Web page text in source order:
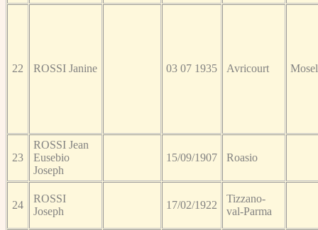
22 ROSSI Janine 03 07 1935 Avricourt
23
ROSSI Jean
Eusebio
Joseph
15/09/1907 Roasio
24
ROSSI
Joseph
17/02/1922
Tizzano-
val-Parma